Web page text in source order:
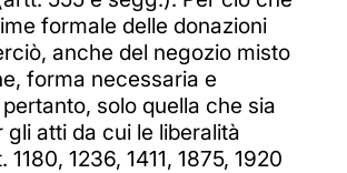
formale delle donazioni
anche del negozio misto
forma necessaria e
solo quella che sia
atti da cui le liberalità
1236, 1411, 1875, 1920